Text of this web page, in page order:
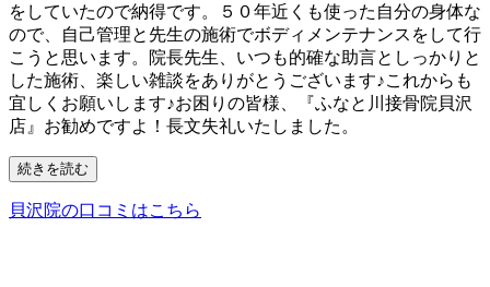
をしていたので納得です。５０年近くも使った自分の身体な
ので、自己管理と先生の施術でボディメンテナンスをして行
こうと思います。院長先生、いつも的確な助言としっかりと
した施術、楽しい雑談をありがとうございます♪これからも
宜しくお願いします♪お困りの皆様、『ふなと川接骨院貝沢
店』お勧めですよ！長文失礼いたしました。
続きを読む
貝沢院の口コミはこちら